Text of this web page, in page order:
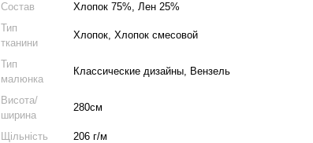
Состав
Хлопок 75%, Лен 25%
Тип
тканини
Хлопок, Хлопок смесовой
Тип
малюнка
Классические дизайны, Вензель
Висота/
ширина
280см
Щільність
206 г/м